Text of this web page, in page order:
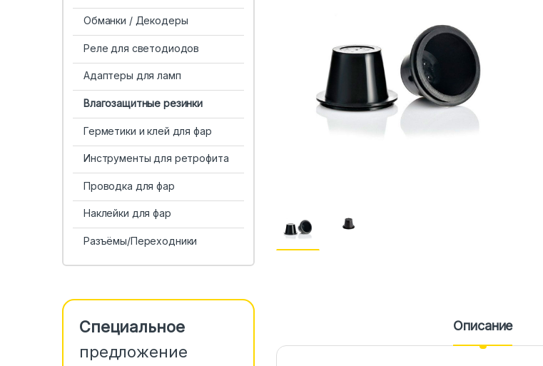
Описание
Обманки / Декодеры
Реле для светодиодов
Адаптеры для ламп
Влагозащитные резинки
Герметики и клей для фар
Инструменты для ретрофита
Проводка для фар
Наклейки для фар
Разъёмы/Переходники
Специальное
предложение